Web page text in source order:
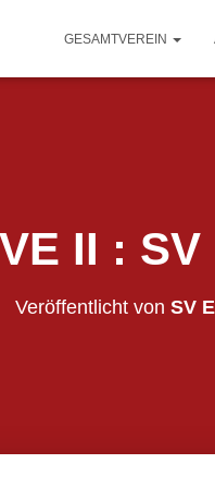
GESAMTVEREIN
II :
Veröffentlicht von SV